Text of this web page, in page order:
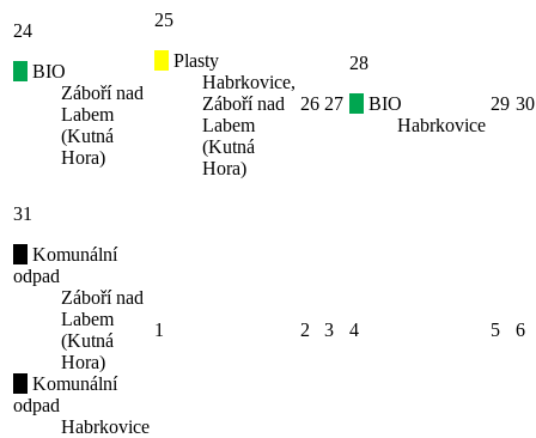
24
BIO
Záboří nad
Labem
(Kutná
Hora)
25
Plasty
Habrkovice,
Záboří nad
Labem
(Kutná
Hora)
26 27
28
BIO
Habrkovice
29 30
31
Komunální
odpad
Záboří nad
Labem
(Kutná
Hora)
Komunální
odpad
Habrkovice
1 2 3 4 5 6